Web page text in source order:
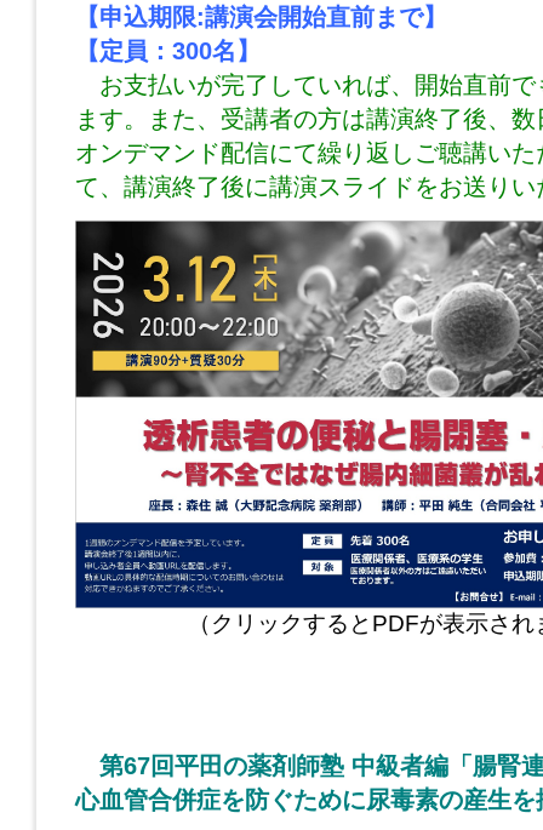
【申込期限:講演会開始直前まで】
【定員：300名】
お支払いが完了していれば、開始直前で
ます。また、受講者の方は講演終了後、
オンデマンド配信にて繰り返しご聴講い
て、講演終了後に講演スライドをお送りい
（クリックするとPDFが表示さ
第67回平田の薬剤師塾 中級者編「腸腎
心血管合併症を防ぐために尿毒素の産生